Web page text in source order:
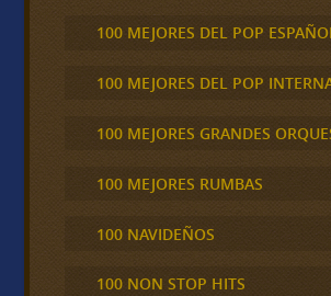
100 MEJORES DEL POP
100 MEJORES DEL POP
100 MEJORES GRANDES
100 MEJORES RUMBAS
100 NAVIDEÑOS
100 NON STOP HITS